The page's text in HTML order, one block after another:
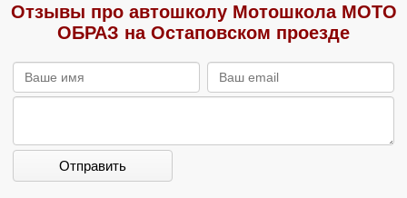
Отзывы про автошколу Мотошкола МОТО
ОБРАЗ на Остаповском проезде
Отправить